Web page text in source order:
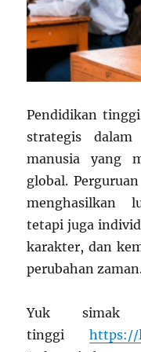
Pendidikan
strategis dalam
manusia yang
global.
menghasilkan
tetapi juga
karakter, dan
perubahan
Yuk simak
tinggi https://